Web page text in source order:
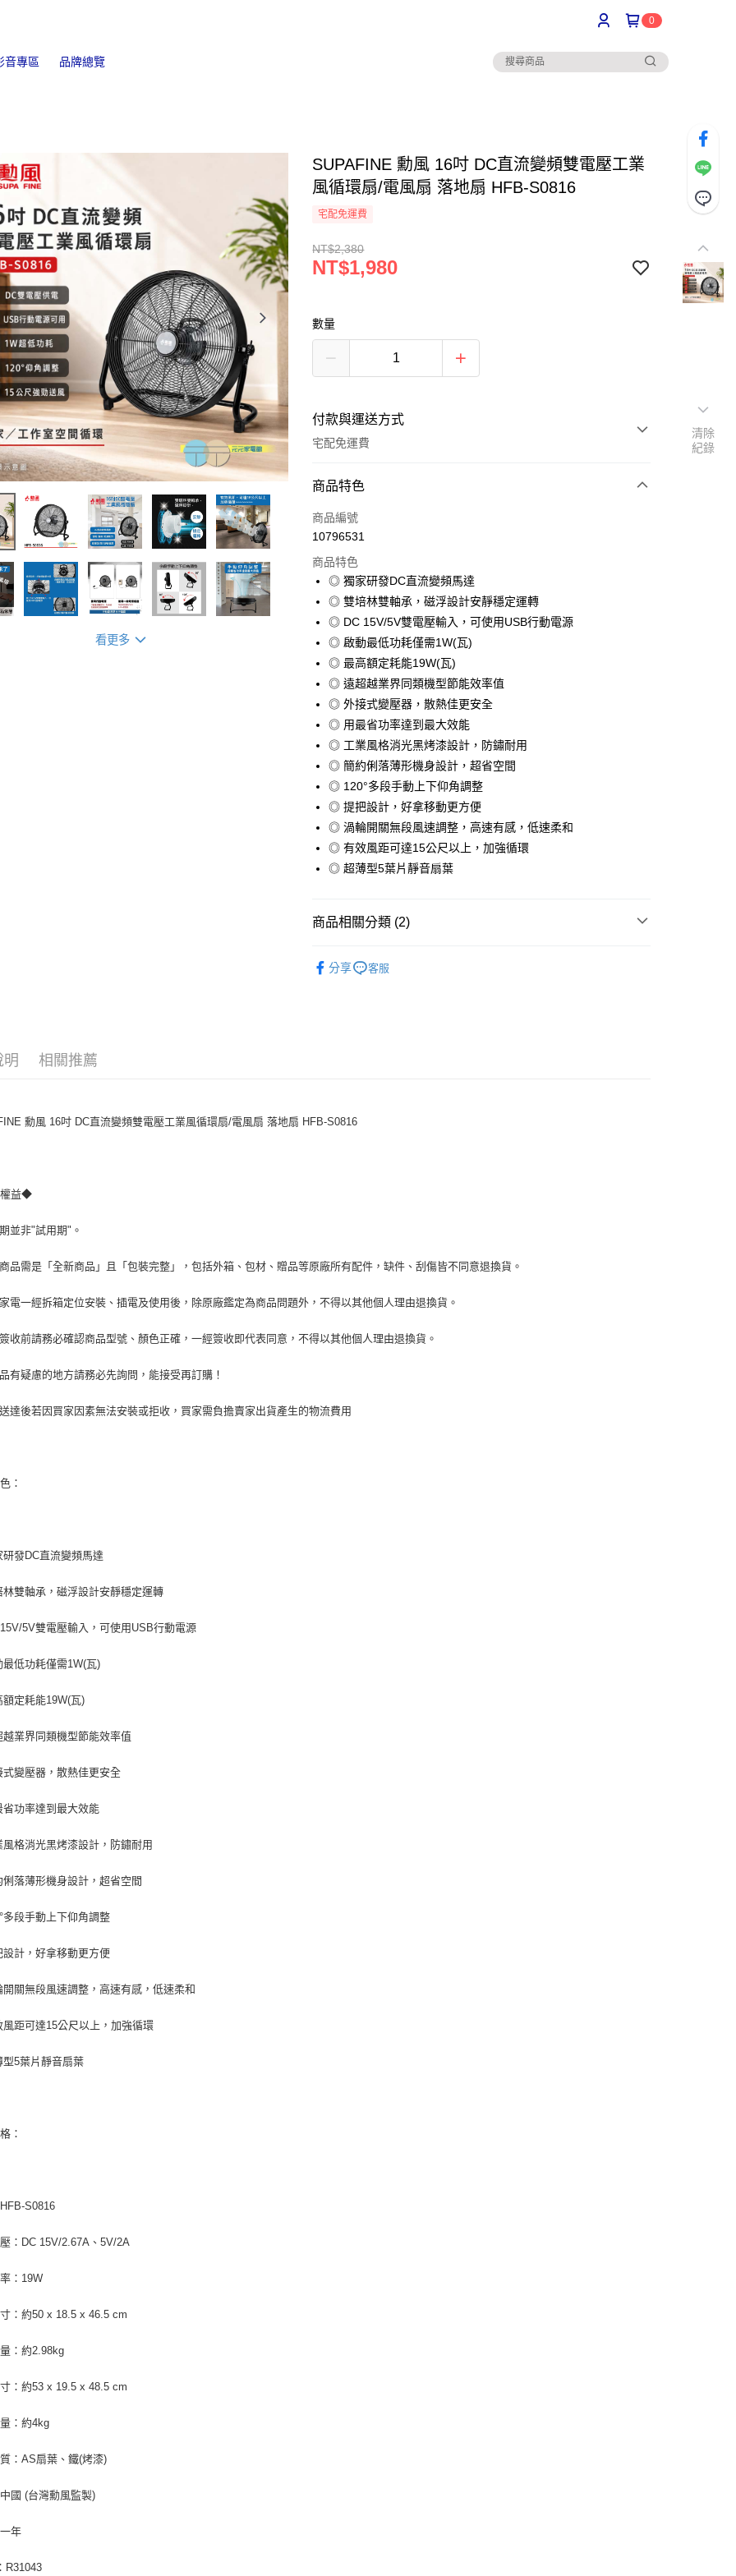
0
音專區 品牌總覽
看更多
SUPAFINE 勳風 16吋 DC直流變頻雙電壓工業
風循環扇/電風扇 落地扇 HFB-S0816
宅配免運費
NT$2,380
NT$1,980
數量
付款與運送方式
宅配免運費
付款方式
信用卡一次付款
3 期 0 利率 每期NT$660
合作金庫商業銀行
第一商業銀行
華南商業銀行
彰化商業銀行
國泰世華商業銀行
臺灣中小企業銀行
匯豐（台灣）商業銀行
華泰商業銀行
聯邦商業銀行
元大商業銀行
台新國際商業銀行
中國信託商業銀行
台灣樂天信用卡公司
LINE Pay
街口支付
全盈+PAY
AFTEE先享後付
相關說明
【關於「AFTEE先享後付」】
AFTEE先享後付是「在收到商品之後才付款」的支付方式。 讓您購物簡單
便利好安心！
１．簡單：不需註冊會員、不需綁卡、不需儲值。
２．便利：只要手機號碼，簡訊認證，即可結帳。
３．安心：先確認商品／服務後，再付款。
付」結帳頁面，進行簡訊認證並確認金額後，即可完成結帳。
／ATM／網路銀行／等多元方式進行付款，方視為交易完成。
交易，需依本服務之必要範圍內提供個人資料，並將交易相關給付款項請
５．嚴禁一人註冊多個帳號或使用他人資訊註冊。若發現惡意使用之情
ATM付款
運送方式
商品特色
商品編號
10796531
商品特色
◎ 獨家研發DC直流變頻馬達
◎ 雙培林雙軸承，磁浮設計安靜穩定運轉
◎ DC 15V/5V雙電壓輸入，可使用USB行動電源
◎ 啟動最低功耗僅需1W(瓦)
◎ 最高額定耗能19W(瓦)
◎ 遠超越業界同類機型節能效率值
◎ 外接式變壓器，散熱佳更安全
◎ 用最省功率達到最大效能
◎ 工業風格消光黑烤漆設計，防鏽耐用
◎ 簡約俐落薄形機身設計，超省空間
◎ 120°多段手動上下仰角調整
◎ 提把設計，好拿移動更方便
◎ 渦輪開關無段風速調整，高速有感，低速柔和
◎ 有效風距可達15公尺以上，加強循環
◎ 超薄型5葉片靜音扇葉
商品相關分類 (2)
分享 客服
明 相關推薦
勳風 16吋 DC直流變頻雙電壓工業風循環扇/電風扇 落地扇 HFB-S0816
益◆
並非"試用期"。
品需是「全新商品」且「包裝完整」，包括外箱、包材、贈品等原廠所有配件，缺件、刮傷皆不同意退換貨。
電一經拆箱定位安裝、插電及使用後，除原廠鑑定為商品問題外，不得以其他個人理由退換貨。
收前請務必確認商品型號、顏色正確，一經簽收即代表同意，不得以其他個人理由退換貨。
有疑慮的地方請務必先詢問，能接受再訂購！
達後若因買家因素無法安裝或拒收，買家需負擔賣家出貨產生的物流費用
：
發DC直流變頻馬達
雙軸承，磁浮設計安靜穩定運轉
5V雙電壓輸入，可使用USB行動電源
低功耗僅需1W(瓦)
定耗能19W(瓦)
業界同類機型節能效率值
變壓器，散熱佳更安全
功率達到最大效能
格消光黑烤漆設計，防鏽耐用
落薄形機身設計，超省空間
段手動上下仰角調整
計，好拿移動更方便
關無段風速調整，高速有感，低速柔和
距可達15公尺以上，加強循環
5葉片靜音扇葉
：
S0816
：DC 15V/2.67A、5V/2A
：19W
：約50 x 18.5 x 46.5 cm
：約2.98kg
：約53 x 19.5 x 48.5 cm
：約4kg
：AS扇葉、鐵(烤漆)
國 (台灣勳風監製)
年
R31043
清除
紀錄